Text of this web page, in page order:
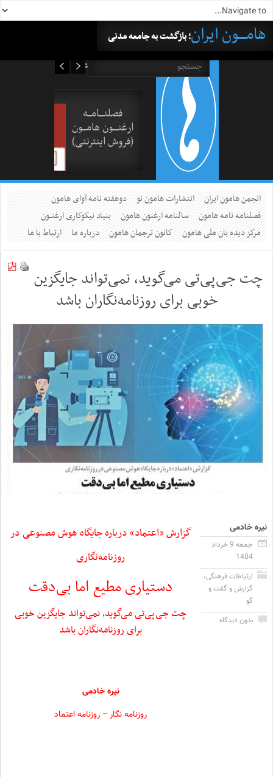
هامــــون ایران؛ بازگشت به جامعه مدنی
فصلنــــامـــه
ارغنــــون هامـــون
(فروش اینترنتی)
انجمن هامون ایران انتشارات هامون نو
دوهفته نامه آوای هامون
فصلنامه نامه هامون
سالنامه ارغنون هامون
بنیاد نیکوکاری ارغنــون
مرکز دیده بان ملی هامون
کانون ترجمان هامون درباره ما ارتباط با ما
چت جی‌پی‌تی می‌گوید، نمی‌تواند جایگزین
خوبی برای روزنامه‌نگاران باشد
نیره خادمی
جمعه 9 خرداد
1404
ارتباطات فرهنگی،
گزارش و گفت و
گو
بدون دیدگاه
گزارش «اعتماد» درباره جایگاه هوش مصنوعی در
روزنامه‌نگاری
دستیاری مطیع اما بی‌دقت
چت جی‌پی‌تی می‌گوید، نمی‌تواند جایگزین خوبی
برای روزنامه‌نگاران باشد
نیره خادمی
روزنامه نگار – روزنامه اعتماد